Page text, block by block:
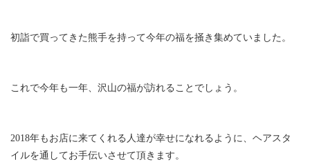
初詣で買ってきた熊手を持って今年の福を掻き集めていました。
これで今年も一年、沢山の福が訪れることでしょう。
2018年もお店に来てくれる人達が幸せになれるように、ヘアスタ
イルを通してお手伝いさせて頂きます。